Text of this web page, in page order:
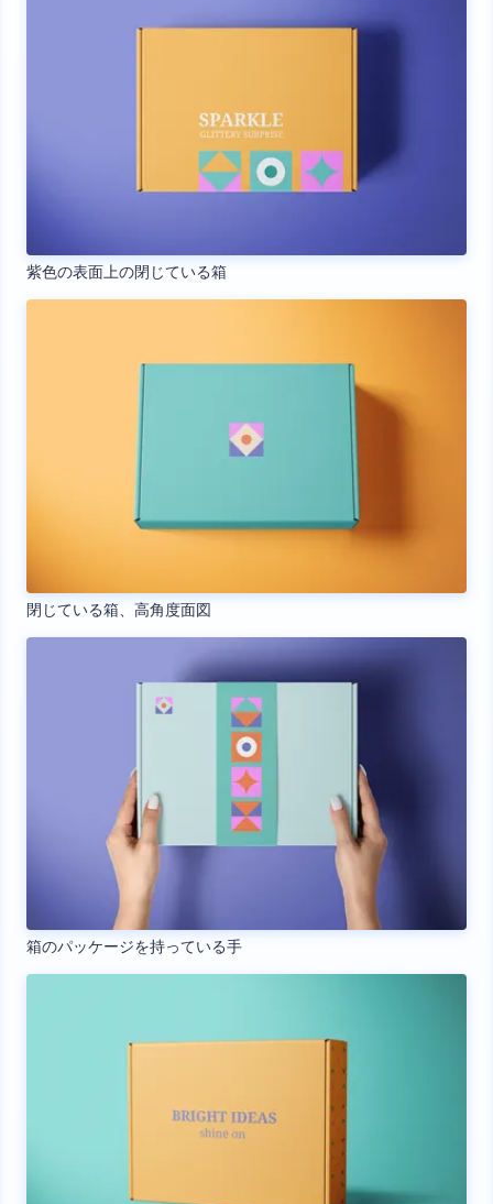
紫色の表面上の閉じている箱
閉じている箱、高角度面図
箱のパッケージを持っている手